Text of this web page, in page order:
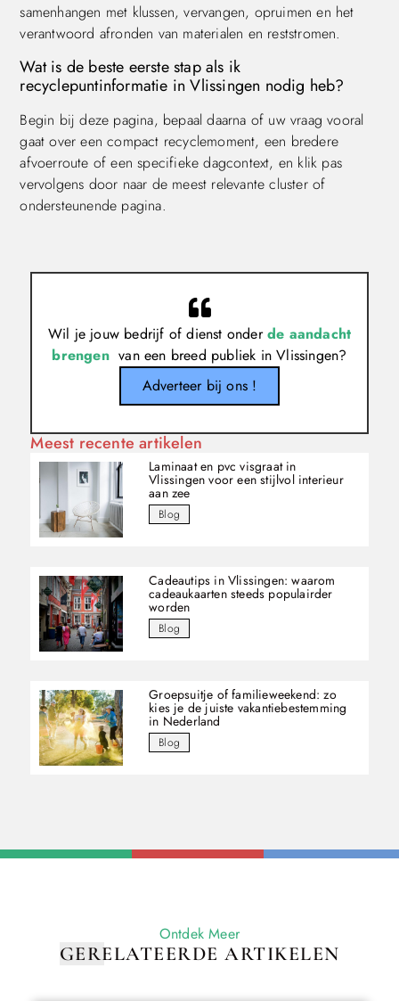
samenhangen met klussen, vervangen, opruimen en het
verantwoord afronden van materialen en reststromen.
Wat is de beste eerste stap als ik
recyclepuntinformatie in Vlissingen nodig heb?
Begin bij deze pagina, bepaal daarna of uw vraag vooral
gaat over een compact recyclemoment, een bredere
afvoerroute of een specifieke dagcontext, en klik pas
vervolgens door naar de meest relevante cluster of
ondersteunende pagina.
Wil je jouw bedrijf of dienst onderde aandacht
brengenvan een breed publiek in Vlissingen?
Adverteer bij ons !
Meest recente artikelen
Laminaat en pvc visgraat in
Vlissingen voor een stijlvol interieur
aan zee
Blog
Cadeautips in Vlissingen: waarom
cadeaukaarten steeds populairder
worden
Blog
Groepsuitje of familieweekend: zo
kies je de juiste vakantiebestemming
in Nederland
Blog
Ontdek Meer
GERELATEERDE ARTIKELEN